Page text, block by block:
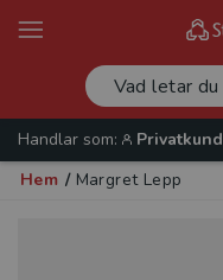
Handlar som:
Privatkund
Hem / Margret Lepp